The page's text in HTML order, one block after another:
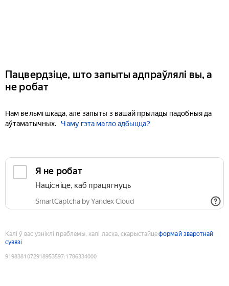
Пацвердзіце, што запыты адпраўлялі вы, а
не робат
Нам вельмі шкада, але запыты з вашай прылады падобныя да
аўтаматычных.
Чаму гэта магло адбыцца?
Я не робат
Націсніце, каб працягнуць
SmartCaptcha by Yandex Cloud
Калі ў вас узніклі праблемы, калі ласка, скарыстайцеформай зваротнай
сувязі
9198381072918953597:1786334000